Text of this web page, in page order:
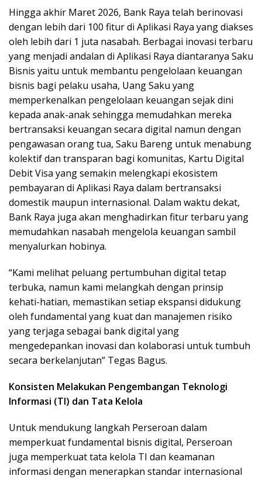
Hingga akhir Maret 2026, Bank Raya telah berinovasi
dengan lebih dari 100 fitur di Aplikasi Raya yang diakses
oleh lebih dari 1 juta nasabah. Berbagai inovasi terbaru
yang menjadi andalan di Aplikasi Raya diantaranya Saku
Bisnis yaitu untuk membantu pengelolaan keuangan
bisnis bagi pelaku usaha, Uang Saku yang
memperkenalkan pengelolaan keuangan sejak dini
kepada anak-anak sehingga memudahkan mereka
bertransaksi keuangan secara digital namun dengan
pengawasan orang tua, Saku Bareng untuk menabung
kolektif dan transparan bagi komunitas, Kartu Digital
Debit Visa yang semakin melengkapi ekosistem
pembayaran di Aplikasi Raya dalam bertransaksi
domestik maupun internasional. Dalam waktu dekat,
Bank Raya juga akan menghadirkan fitur terbaru yang
memudahkan nasabah mengelola keuangan sambil
menyalurkan hobinya.
“Kami melihat peluang pertumbuhan digital tetap
terbuka, namun kami melangkah dengan prinsip
kehati-hatian, memastikan setiap ekspansi didukung
oleh fundamental yang kuat dan manajemen risiko
yang terjaga sebagai bank digital yang
mengedepankan inovasi dan kolaborasi untuk tumbuh
secara berkelanjutan” Tegas Bagus.
Konsisten Melakukan Pengembangan Teknologi
Informasi (TI) dan Tata Kelola
Untuk mendukung langkah Perseroan dalam
memperkuat fundamental bisnis digital, Perseroan
juga memperkuat tata kelola TI dan keamanan
informasi dengan menerapkan standar internasional